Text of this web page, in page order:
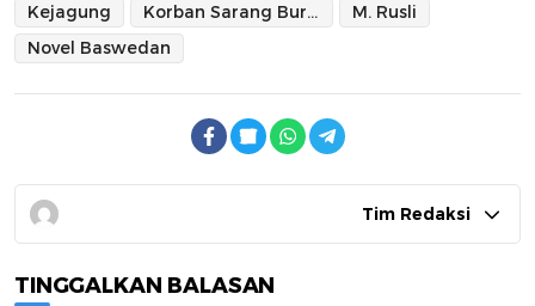
Kejagung
Korban Sarang Burung Walet
M. Rusli
Novel Baswedan
Tim Redaksi
TINGGALKAN BALASAN